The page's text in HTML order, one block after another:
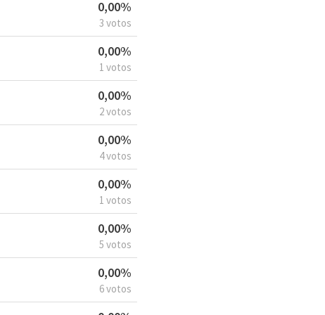
0,00%
3 votos
0,00%
1 votos
0,00%
2 votos
0,00%
4 votos
0,00%
1 votos
0,00%
5 votos
0,00%
6 votos